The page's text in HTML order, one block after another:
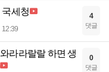
국세청
12:39
4
댓글
라라랄랄 하면 생
0
댓글